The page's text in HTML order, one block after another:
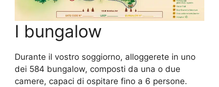
I bungalow​
Durante il vostro soggiorno, alloggerete in uno
dei 584 bungalow, composti da una o due
camere, capaci di ospitare fino a 6 persone.